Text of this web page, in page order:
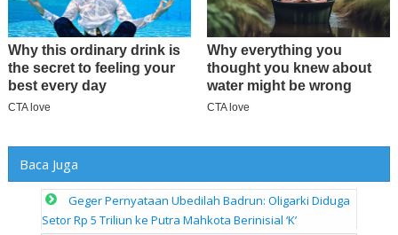
Baca Juga
Geger Pernyataan Ubedilah Badrun: Oligarki Diduga
Setor Rp 5 Triliun ke Putra Mahkota Berinisial ‘K’